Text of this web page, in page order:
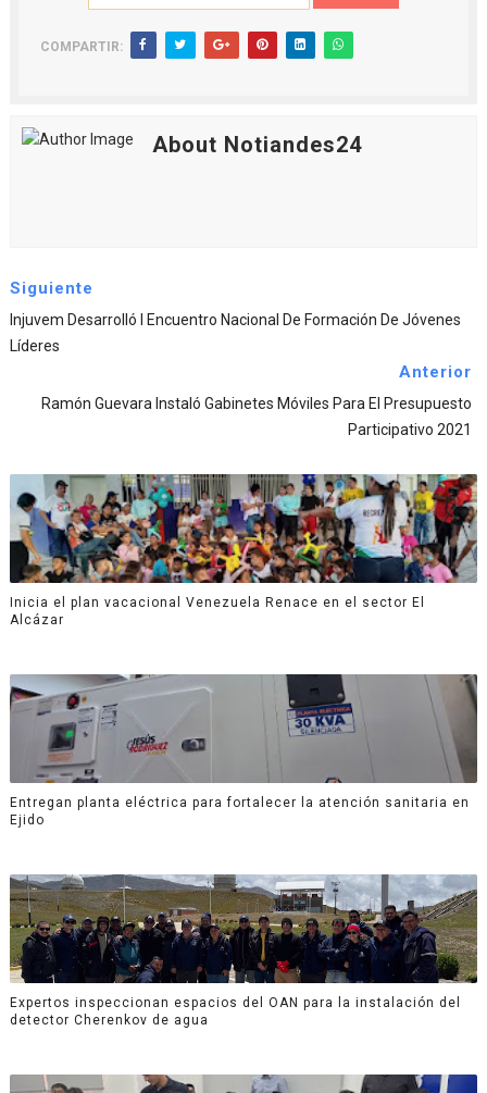
COMPARTIR:
About Notiandes24
Siguiente
Injuvem Desarrolló I Encuentro Nacional De Formación De Jóvenes
Líderes
Anterior
Ramón Guevara Instaló Gabinetes Móviles Para El Presupuesto
Participativo 2021
Inicia el plan vacacional Venezuela Renace en el sector El
Alcázar
Entregan planta eléctrica para fortalecer la atención sanitaria en
Ejido
Expertos inspeccionan espacios del OAN para la instalación del
detector Cherenkov de agua